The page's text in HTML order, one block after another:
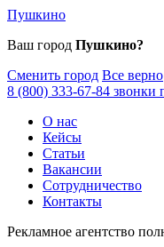
Пушкино
Ваш город Пушкино?
Сменить город Все верно
8 (800) 333-67-84 звонки
О нас
Кейсы
Статьи
Вакансии
Сотрудничество
Контакты
Рекламное агентство